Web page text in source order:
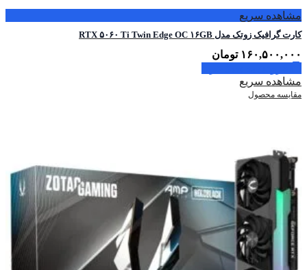
مشاهده سریع
کارت گرافیک زوتک مدل RTX ۵۰۶۰ Ti Twin Edge OC ۱۶GB
۱۶۰,۵۰۰,۰۰۰ تومان
مشاهده سریع
مقایسه محصول